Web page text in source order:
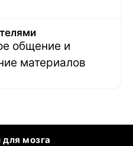
общение и
материалов
мозга